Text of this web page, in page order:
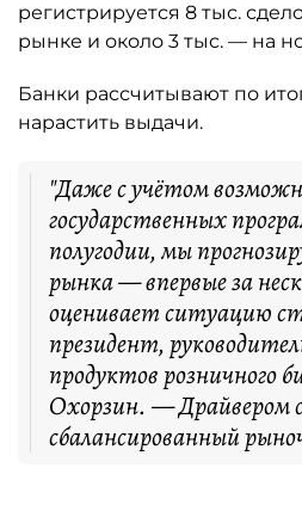
регистрируется 8 тыс.
рынке и около 3 тыс. — на
Банки рассчитывают по
нарастить выдачи.
"Даже с учётом
государственных
полугодии, мы
рынка — впервые за
оценивает ситуацию
президент,
продуктов розничного
Охорзин. — Драйвером
сбалансированный